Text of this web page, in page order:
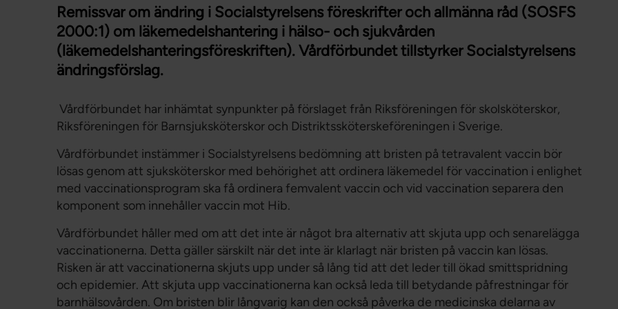
Förtroendevald
Student
Chef
Remissvar om ändring i Socialstyrelsens föreskrifter och allmänna råd (SOSFS
2000:1) om läkemedelshantering i hälso- och sjukvården
(läkemedelshanteringsföreskriften). Vårdförbundet tillstyrker Socialstyrelsens
ändringsförslag.
Vårdförbundet har inhämtat synpunkter på förslaget från Riksföreningen för skolsköterskor,
Riksföreningen för Barnsjuksköterskor och Distriktssköterskeföreningen i Sverige.
Vårdförbundet instämmer i Socialstyrelsens bedömning att bristen på tetravalent vaccin bör
lösas genom att sjuksköterskor med behörighet att ordinera läkemedel för vaccination i enlighet
med vaccinationsprogram ska få ordinera femvalent vaccin och vid vaccination separera den
komponent som innehåller vaccin mot Hib.
Vårdförbundet håller med om att det inte är något bra alternativ att skjuta upp och senarelägga
vaccinationerna. Detta gäller särskilt när det inte är klarlagt när bristen på vaccin kan lösas.
Risken är att vaccinationerna skjuts upp under så lång tid att det leder till ökad smittspridning
och epidemier. Att skjuta upp vaccinationerna kan också leda till betydande påfrestningar för
barnhälsovården. Om bristen blir långvarig kan den också påverka de medicinska delarna av